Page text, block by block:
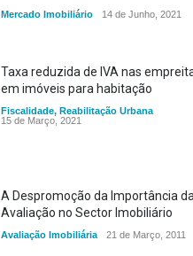
Mercado Imobiliário 14 de Junho, 2021
Taxa reduzida de IVA nas
em imóveis para habitação
Fiscalidade, Reabilitação Urbana
15 de Março, 2021
A Despromoção da Importância da
Avaliação no Sector Imobiliário
Avaliação Imobiliária 21 de Março, 2011